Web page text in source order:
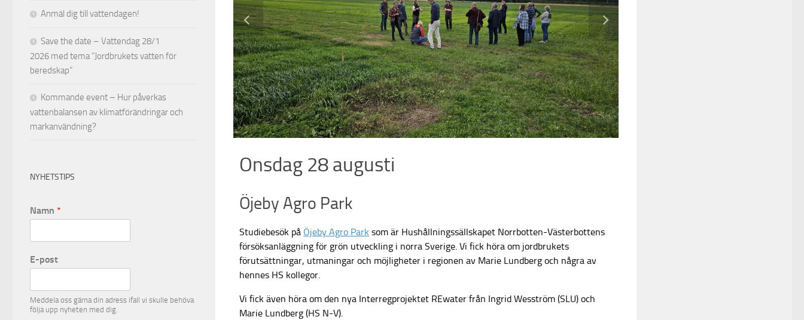
Onsdag 28 augusti
Öjeby Agro Park
Studiebesök på Öjeby Agro Park som är Hushållningssällskapet Norrbotten-Västerbottens
försöksanläggning för grön utveckling i norra Sverige. Vi fick höra om jordbrukets
förutsättningar, utmaningar och möjligheter i regionen av Marie Lundberg och några av
hennes HS kollegor.
Vi fick även höra om den nya Interregprojektet REwater från Ingrid Wesström (SLU) och
Marie Lundberg (HS N-V).
Anmäl dig till vattendagen!
Save the date – Vattendag 28/1
2026 med tema ”Jordbrukets vatten för
beredskap”
Kommande event – Hur påverkas
vattenbalansen av klimatförändringar och
markanvändning?
NYHETSTIPS
Namn *
E-post
Meddela oss gärna din adress ifall vi skulle behöva
följa upp nyheten med dig.